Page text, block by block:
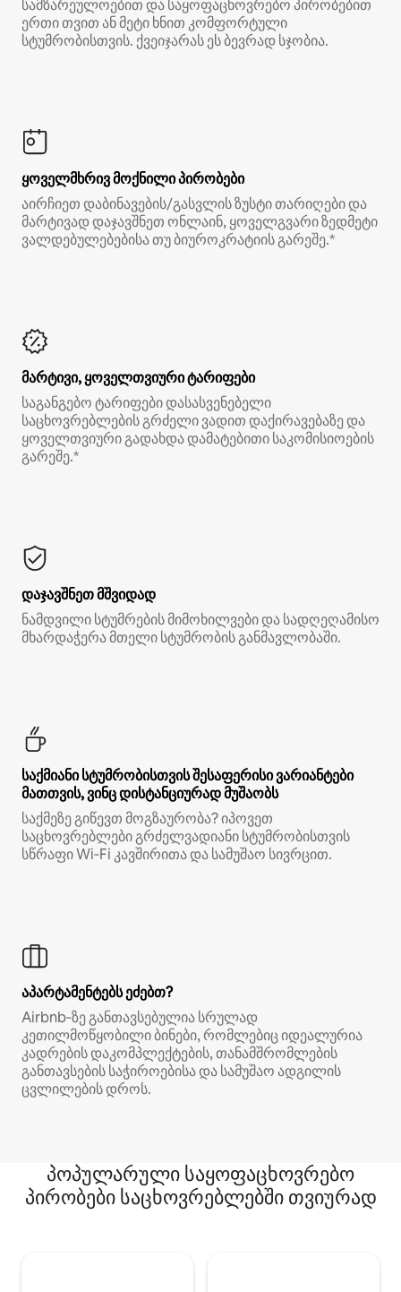
სამზარეულოებით და საყოფაცხოვრებო პირობებით
ერთი თვით ან მეტი ხნით კომფორტული
სტუმრობისთვის. ქვეიჯარას ეს ბევრად სჯობია.
ყოველმხრივ მოქნილი პირობები
აირჩიეთ დაბინავების/გასვლის ზუსტი თარიღები და
მარტივად დაჯავშნეთ ონლაინ, ყოველგვარი ზედმეტი
ვალდებულებებისა თუ ბიუროკრატიის გარეშე.*
მარტივი, ყოველთვიური ტარიფები
საგანგებო ტარიფები დასასვენებელი
საცხოვრებლების გრძელი ვადით დაქირავებაზე და
ყოველთვიური გადახდა დამატებითი საკომისიოების
გარეშე.*
დაჯავშნეთ მშვიდად
ნამდვილი სტუმრების მიმოხილვები და სადღეღამისო
მხარდაჭერა მთელი სტუმრობის განმავლობაში.
საქმიანი სტუმრობისთვის შესაფერისი ვარიანტები
მათთვის, ვინც დისტანციურად მუშაობს
საქმეზე გიწევთ მოგზაურობა? იპოვეთ
საცხოვრებლები გრძელვადიანი სტუმრობისთვის
სწრაფი Wi‑Fi კავშირითა და სამუშაო სივრცით.
აპარტამენტებს ეძებთ?
Airbnb‑ზე განთავსებულია სრულად
კეთილმოწყობილი ბინები, რომლებიც იდეალურია
კადრების დაკომპლექტების, თანამშრომლების
განთავსების საჭიროებისა და სამუშაო ადგილის
ცვლილების დროს.
პოპულარული საყოფაცხოვრებო
პირობები საცხოვრებლებში თვიურად